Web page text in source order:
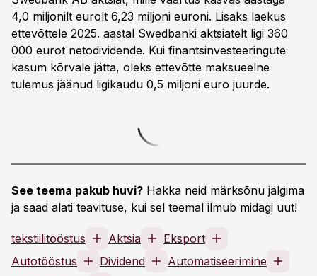
4,0 miljonilt eurolt 6,23 miljoni euroni. Lisaks laekus
ettevõttele 2025. aastal Swedbanki aktsiatelt ligi 360
000 eurot netodividende. Kui finantsinvesteeringute
kasum kõrvale jätta, oleks ettevõtte maksueelne
tulemus jäänud ligikaudu 0,5 miljoni euro juurde.
See teema pakub huvi? Hakka neid märksõnu jälgima
ja saad alati teavituse, kui sel teemal ilmub midagi uut!
tekstiilitööstus Aktsia
Eksport
Autotööstus
Dividend
Automatiseerimine